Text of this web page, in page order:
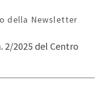
della Newsletter
2025 del Centro